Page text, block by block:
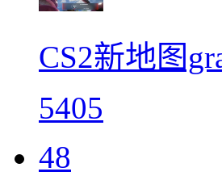
CS2新地图
5405
48